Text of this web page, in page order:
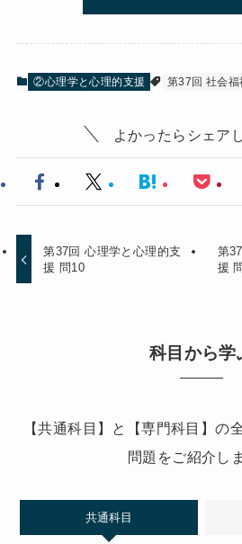
②心理学と心理的支援 第37回 社会
よかったらシェア
第37回 心理学と心理的支
援 問10
第
援
科目から学
【共通科目】と【専門科目】の
問題をご紹介し
共通科目